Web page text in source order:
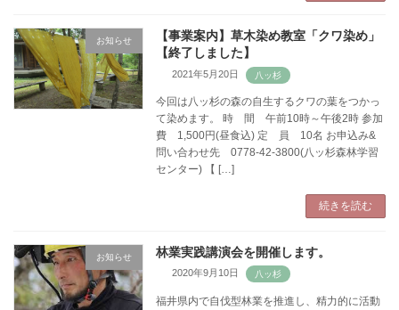
お知らせ
【事業案内】草木染め教室「クワ染め」
【終了しました】
2021年5月20日
今回は八ッ杉の森の自生するクワの葉をつかっ
て染めます。 時 間 午前10時～午後2時 参加
費 1,500円(昼食込) 定 員 10名 お申込み&
問い合わせ先 0778-42-3800(八ッ杉森林学習
センター) 【 […]
続きを読む
お知らせ 林業実践講演会を開催します。
2020年9月10日
福井県内で自伐型林業を推進し、精力的に活動